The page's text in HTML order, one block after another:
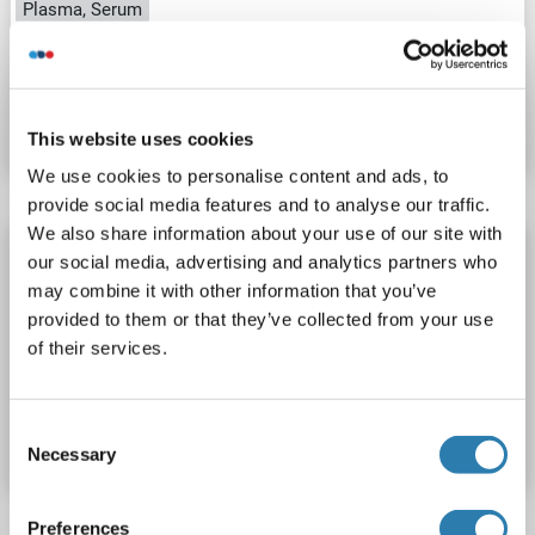
This website uses cookies
We use cookies to personalise content and ads, to
provide social media features and to analyse our traffic.
We also share information about your use of our site with
our social media, advertising and analytics partners who
may combine it with other information that you’ve
provided to them or that they’ve collected from your use
of their services.
Selection
Necessary
Preferences
Plasma, Serum
BDKRB2 Kit ELISA
BDKRB2 Reactivité: Rat Colorimetric
Sandwich ELISA
0.156 ng/mL - 10 ng/mL
Cell Lysate, Tissue Homogenate